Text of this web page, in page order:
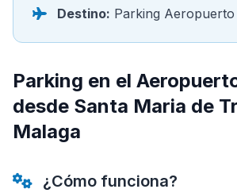
Destino: Parking Aeropuerto
Parking en el
desde Santa Maria de
Malaga
¿Cómo funciona?